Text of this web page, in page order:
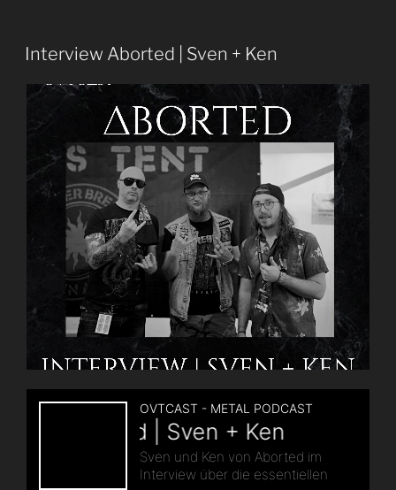
Interview Aborted | Sven + Ken